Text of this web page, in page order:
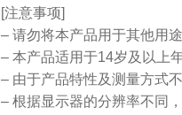
[注意事项]
– 请勿将本产品用于其他用途
– 本产品适用于14岁及以上年
– 由于产品特性及测量方式
– 根据显示器的分辨率不同